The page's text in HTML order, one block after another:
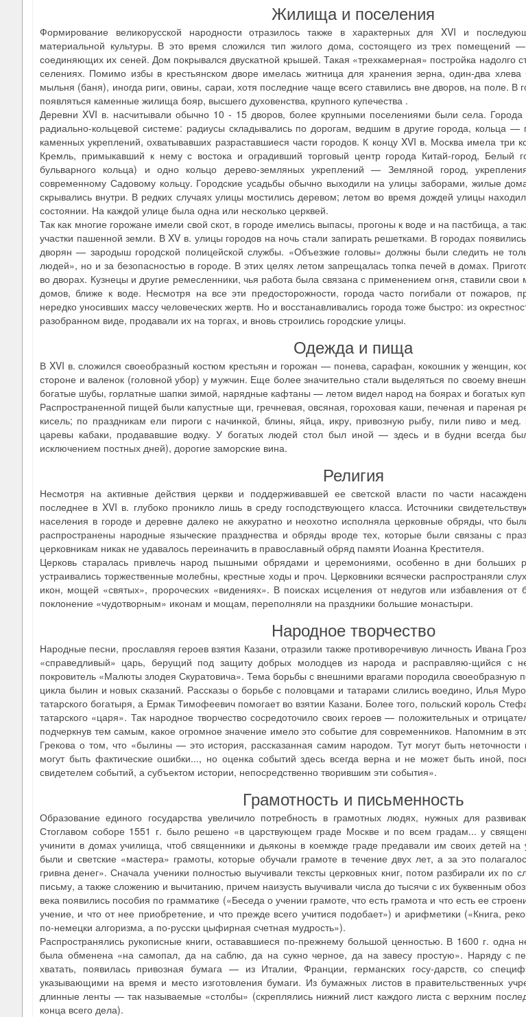
Жилища и поселения
Формирование великорусской народности отразилось также в характерных для XVI и
материальной культуры. В это время сложился тип жилого дома, состоящего из трех помещений
соединяющих их сеней. Дом покрывался двускатной крышей. Такая «трехкамерная» постройка надолго
селениях. Помимо избы в крестьянском дворе имелась житница для хранения зерна, один-два хлева
мыльня (баня), иногда риги, овины, сараи, хотя последние чаще всего ставились вне дворов, на поле. В
появляться каменные жилища бояр, высшего духовенства, крупного купечества .
Деревни XVI в. насчитывали обычно 10 - 15 дворов, более крупными поселениями были села. Города
радиально-кольцевой системе: радиусы складывались по дорогам, ведшим в другие города, кольца
каменных укреплений, охватывавших разраставшиеся части городов. К концу XVI в. Москва имела три
Кремль, примыкавший к нему с востока и оградивший торговый центр города Китай-город, Белый
бульварного кольца) и одно кольцо дерево-земляных укреплений — Земляной город,
современному Садовому кольцу. Городские усадьбы обычно выходили на улицы заборами, жилые
скрывались внутри. В редких случаях улицы мостились деревом; летом во время дождей улицы
состоянии. На каждой улице была одна или несколько церквей.
Так как многие горожане имели свой скот, в городе имелись выпасы, прогоны к воде и на пастбища, а
участки пашенной земли. В XV в. улицы городов на ночь стали запирать решетками. В городах
дворян — зародыш городской полицейской службы. «Объезжие головы» должны были следить не
людей», но и за безопасностью в городе. В этих целях летом запрещалась топка печей в домах.
во дворах. Кузнецы и другие ремесленники, чья работа была связана с применением огня, ставили
домов, ближе к воде. Несмотря на все эти предосторожности, города часто погибали от пожаров,
нередко уносивших массу человеческих жертв. Но и восстанавливались города тоже быстро: из
разобранном виде, продавали их на торгах, и вновь строились городские улицы.
Одежда и пища
В XVI в. сложился своеобразный костюм крестьян и горожан — понева, сарафан, кокошник у женщин,
стороне и валенок (головной убор) у мужчин. Еще более значительно стали выделяться по своему
богатые шубы, горлатные шапки зимой, нарядные кафтаны — летом видел народ на боярах и богатых
Распространенной пищей были капустные щи, гречневая, овсяная, гороховая каши, печеная и пареная
кисель; по праздникам ели пироги с начинкой, блины, яйца, икру, привозную рыбу, пили пиво и мед.
царевы кабаки, продававшие водку. У богатых людей стол был иной — здесь и в будни всегда
исключением постных дней), дорогие заморские вина.
Религия
Несмотря на активные действия церкви и поддерживавшей ее светской власти по части
последнее в XVI в. глубоко проникло лишь в среду господствующего класса. Источники
населения в городе и деревне далеко не аккуратно и неохотно исполняла церковные обряды, что
распространены народные языческие празднества и обряды вроде тех, которые были связаны с
церковникам никак не удавалось переиначить в православный обряд памяти Иоанна Крестителя.
Церковь старалась привлечь народ пышными обрядами и церемониями, особенно в дни больших
устраивались торжественные молебны, крестные ходы и проч. Церковники всячески распространяли
икон, мощей «святых», пророческих «видениях». В поисках исцеления от недугов или избавления от
поклонение «чудотворным» иконам и мощам, переполняли на праздники большие монастыри.
Народное творчество
Народные песни, прославляя героев взятия Казани, отразили также противоречивую личность Ивана
«справедливый» царь, берущий под защиту добрых молодцев из народа и расправляю-щийся с
покровитель «Малюты злодея Скуратовича». Тема борьбы с внешними врагами породила своеобразную
цикла былин и новых сказаний. Рассказы о борьбе с половцами и татарами слились воедино, Илья
татарского богатыря, а Ермак Тимофеевич помогает во взятии Казани. Более того, польский король
татарского «царя». Так народное творчество сосредоточило своих героев — положительных и
подчеркнув тем самым, какое огромное значение имело это событие для современников. Напомним в
Грекова о том, что «былины — это история, рассказанная самим народом. Тут могут быть неточности
могут быть фактические ошибки..., но оценка событий здесь всегда верна и не может быть иной,
свидетелем событий, а субъектом истории, непосредственно творившим эти события».
Грамотность и письменность
Образование единого государства увеличило потребность в грамотных людях, нужных для
Стоглавом соборе 1551 г. было решено «в царствующем граде Москве и по всем градам... у
учинити в домах училища, чтоб священники и дьяконы в коемжде граде предавали им своих детей
были и светские «мастера» грамоты, которые обучали грамоте в течение двух лет, а за это
гривна денег». Сначала ученики полностью выучивали тексты церковных книг, потом разбирали их по
письму, а также сложению и вычитанию, причем наизусть выучивали числа до тысячи с их буквенным
века появились пособия по грамматике («Беседа о учении грамоте, что есть грамота и что есть ее
учение, и что от нее приобретение, и что прежде всего учитися подобает») и арифметики («Книга,
по-немецки алгоризма, а по-русски цыфирная счетная мудрость»).
Распространялись рукописные книги, остававшиеся по-прежнему большой ценностью. В 1600 г. одна
была обменена «на самопал, да на саблю, да на сукно черное, да на завесу простую». Наряду с
хватать, появилась привозная бумага — из Италии, Франции, германских госу-дарств, со
указывающими на время и место изготовления бумаги. Из бумажных листов в правительственных
длинные ленты — так называемые «столбы» (скреплялись нижний лист каждого листа с верхним
конца всего дела).